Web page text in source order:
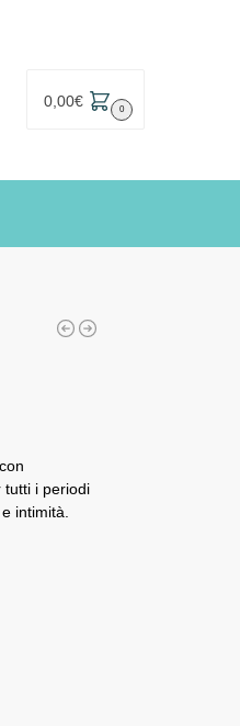
0,00€ 0
tutti i periodi
intimità.